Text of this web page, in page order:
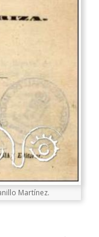
Martínez.